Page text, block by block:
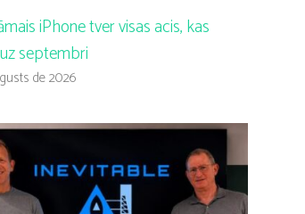
iPhone tver visas acis, kas
septembri
de 2026